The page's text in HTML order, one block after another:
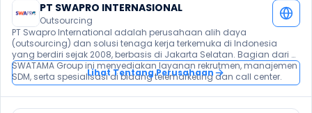
PT SWAPRO INTERNASIONAL
Outsourcing
PT Swapro International adalah perusahaan alih daya
(outsourcing) dan solusi tenaga kerja terkemuka di Indonesia
yang berdiri sejak 2008, berbasis di Jakarta Selatan. Bagian dari
SWATAMA Group ini menyediakan layanan rekrutmen, manajemen
SDM, serta spesialisasi di bidang telemarketing dan call center.
Lihat Tentang Perusahaan